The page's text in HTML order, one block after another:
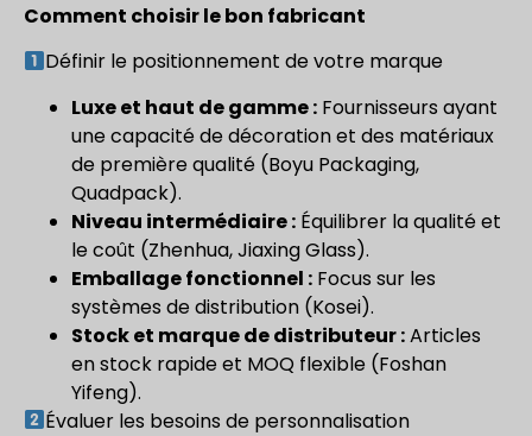
Comment choisir le bon fabricant
Définir le positionnement de votre marque
Luxe et haut de gamme : Fournisseurs ayant
une capacité de décoration et des matériaux
de première qualité (Boyu Packaging,
Quadpack).
Niveau intermédiaire : Équilibrer la qualité et
le coût (Zhenhua, Jiaxing Glass).
Emballage fonctionnel : Focus sur les
systèmes de distribution (Kosei).
Stock et marque de distributeur :Articles
en stock rapide et MOQ flexible (Foshan
Yifeng).
Évaluer les besoins de personnalisation